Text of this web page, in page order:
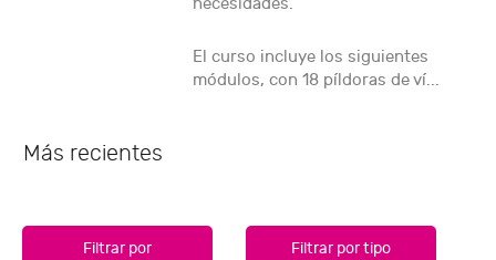
necesidades.
El curso incluye los siguientes
módulos, con 18 píldoras de ví...
Más recientes
Filtrar por
Filtrar por tipo